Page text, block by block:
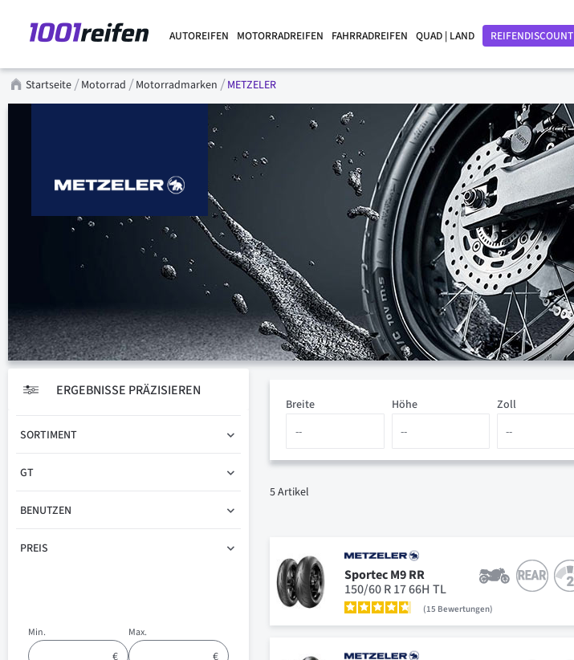
AUTOREIFEN MOTORRADREIFEN FAHRRADREIFEN QUAD | LAND REIFENDISCOUNT
Startseite Motorrad Motorradmarken METZELER
Zoll
Höhe
Breite
5Artikel
Sportec M9 RR
150/60 R 17 66H TL
15 Bewertungen
ERGEBNISSE PRÄZISIEREN
SORTIMENT
GT
BENUTZEN
PREIS
Min. Max.